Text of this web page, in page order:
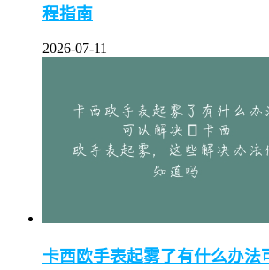
程指南
2026-07-11
卡西欧手表起雾了有什么办法